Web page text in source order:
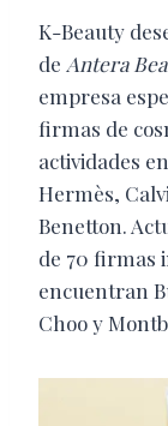
K-Beauty
de Antera
empresa
firmas de
actividades
Hermès,
Benetton.
de 70 firmas
encuentran
Choo y